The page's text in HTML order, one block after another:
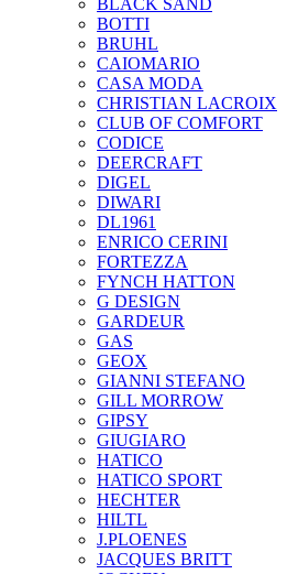
BOTTI
BRUHL
CAIOMARIO
CASA MODA
CHRISTIAN LACROIX
CLUB OF COMFORT
CODICE
DEERCRAFT
DIGEL
DIWARI
DL1961
ENRICO CERINI
FORTEZZA
FYNCH HATTON
G DESIGN
GARDEUR
GAS
GEOX
GIANNI STEFANO
GILL MORROW
GIPSY
GIUGIARO
HATICO
HATICO SPORT
HECHTER
HILTL
J.PLOENES
JAСQUES BRITT